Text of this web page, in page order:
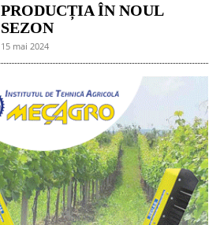
PRODUCȚIA ÎN NOUL
SEZON
15 mai 2024